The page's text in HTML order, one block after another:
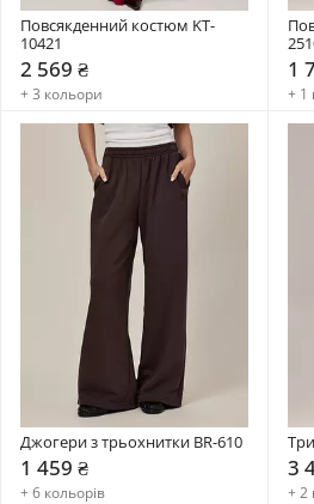
Повсякденний костюм KT-
10421
2 569 ₴
+ 3 кольори
1
+ 1
Джогери з трьохнитки BR-610
1 459 ₴
+ 6 кольорів
3
+ 2